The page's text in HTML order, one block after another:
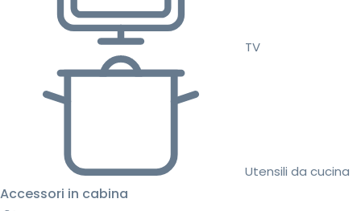
TV
Utensili da cucina
Accessori in cabina